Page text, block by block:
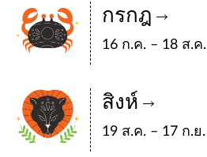
กรกฎ
16 ก.ค. – 18 ส.ค.
สิงห์
19 ส.ค. – 17 ก.ย.